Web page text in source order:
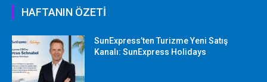
HAFTANIN ÖZETİ
SunExpress’ten Turizme Yeni Satış
Kanalı: SunExpress Holidays